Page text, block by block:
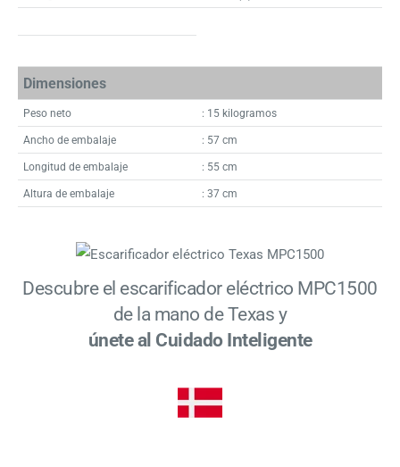
Dimensiones
Peso neto : 15 kilogramos
Ancho de embalaje : 57 cm
Longitud de embalaje : 55 cm
Altura de embalaje : 37 cm
Descubre el escarificador eléctrico MPC1500
de la mano de Texas y
únete al Cuidado Inteligente